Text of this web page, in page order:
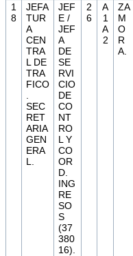
1
8
JEFA
TUR
A
CEN
TRA
L DE
TRA
FICO
SEC
RET
ARIA
GEN
ERA
L.
JEF
E /
JEF
A
DE
SE
RVI
CIO
DE
CO
NT
RO
L Y
CO
OR
D.
ING
RE
SO
S
(37
380
16).
2
6
A
1
A
2
ZA
M
O
R
A.